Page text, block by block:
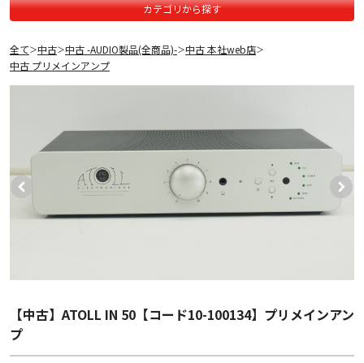
カテゴリから探す
全て＞中古＞中古 -AUDIO製品(全商品)-＞中古 本社web店＞
中古 プリメインアンプ
【中古】ATOLL IN 50【コード10-100134】プリメインアン
プ